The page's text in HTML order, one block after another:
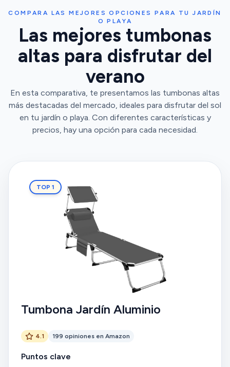
COMPARA LAS MEJORES OPCIONES PARA TU JARDÍN
O PLAYA
Las mejores tumbonas
altas para disfrutar del
verano
En esta comparativa, te presentamos las tumbonas altas
más destacadas del mercado, ideales para disfrutar del sol
en tu jardín o playa. Con diferentes características y
precios, hay una opción para cada necesidad.
TOP 1
Tumbona Jardín Aluminio
4.1 199 opiniones en Amazon
Puntos clave